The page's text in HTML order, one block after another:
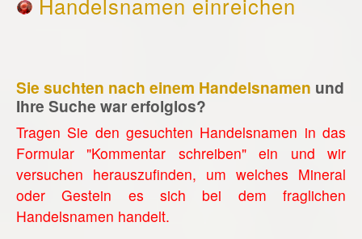
Sie suchten nach einem Handelsnamen und
Ihre Suche war erfolglos?
Tragen Sie den gesuchten Handelsnamen in das
Formular "Kommentar schreiben" ein und wir
versuchen herauszufinden, um welches Mineral
oder Gestein es sich bei dem fraglichen
Handelsnamen handelt.